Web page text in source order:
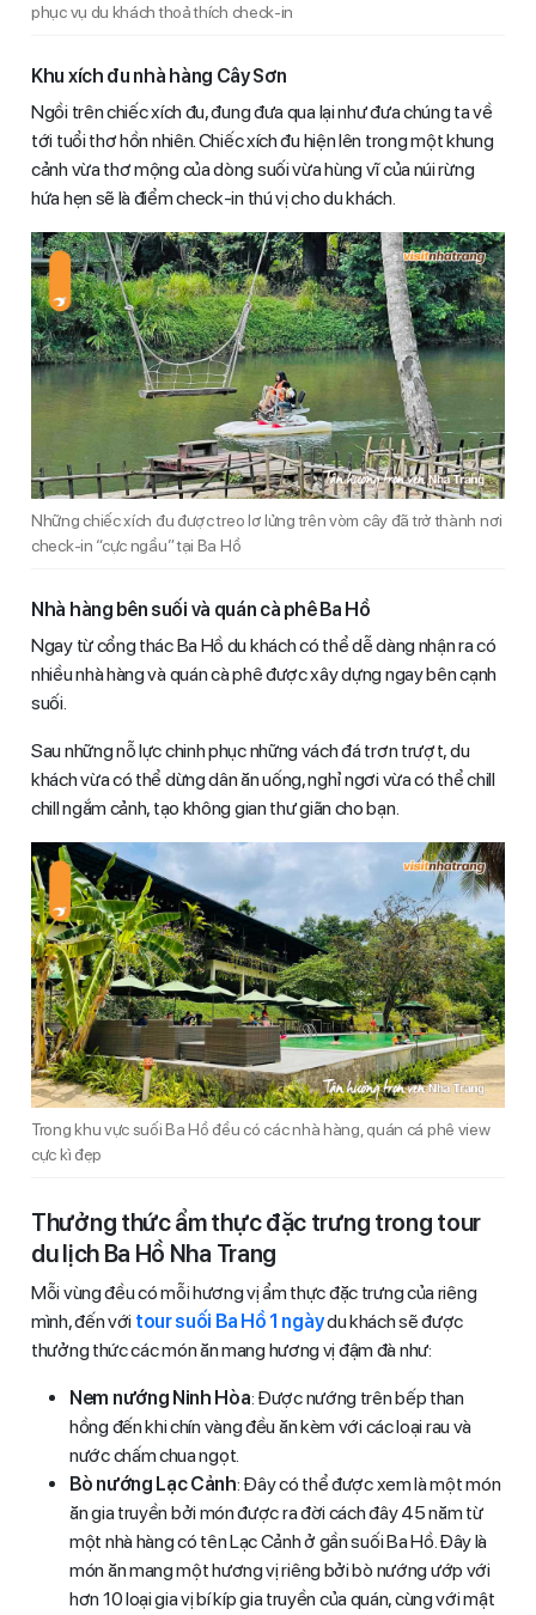
phục vụ du khách thoả thích check-in
Khu xích đu nhà hàng Cây Sơn
Ngồi trên chiếc xích đu, đung đưa qua lại như đưa chúng ta về
tới tuổi thơ hồn nhiên. Chiếc xích đu hiện lên trong một khung
cảnh vừa thơ mộng của dòng suối vừa hùng vĩ của núi rừng
hứa hẹn sẽ là điểm check-in thú vị cho du khách.
Những chiếc xích đu được treo lơ lửng trên vòm cây đã trở thành nơi
check-in “cực ngầu” tại Ba Hồ
Nhà hàng bên suối và quán cà phê Ba Hồ
Ngay từ cổng thác Ba Hồ du khách có thể dễ dàng nhận ra có
nhiều nhà hàng và quán cà phê được xây dựng ngay bên cạnh
suối.
Sau những nỗ lực chinh phục những vách đá trơn trượt, du
khách vừa có thể dừng dân ăn uống, nghỉ ngơi vừa có thể chill
chill ngắm cảnh, tạo không gian thư giãn cho bạn.
Trong khu vực suối Ba Hồ đều có các nhà hàng, quán cá phê view
cực kì đẹp
Thưởng thức ẩm thực đặc trưng trong tour
du lịch Ba Hồ Nha Trang
Mỗi vùng đều có mỗi hương vị ẩm thực đặc trưng của riêng
mình, đến với tour suối Ba Hồ 1 ngàydu khách sẽ được
thưởng thức các món ăn mang hương vị đậm đà như:
Nem nướng Ninh Hòa: Được nướng trên bếp than
hồng đến khi chín vàng đều ăn kèm với các loại rau và
nước chấm chua ngọt.
Bò nướng Lạc Cảnh: Đây có thể được xem là một món
ăn gia truyền bởi món được ra đời cách đây 45 năm từ
một nhà hàng có tên Lạc Cảnh ở gần suối Ba Hồ. Đây là
món ăn mang một hương vị riêng bởi bò nướng ướp với
hơn 10 loại gia vị bí kíp gia truyền của quán, cùng với mật